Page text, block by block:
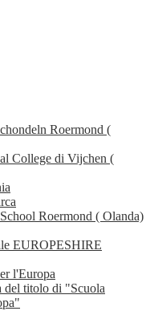
Roermond (
College di Vijchen (
Roermond ( Olanda)
EUROPESHIRE
l'Europa
titolo di "Scuola